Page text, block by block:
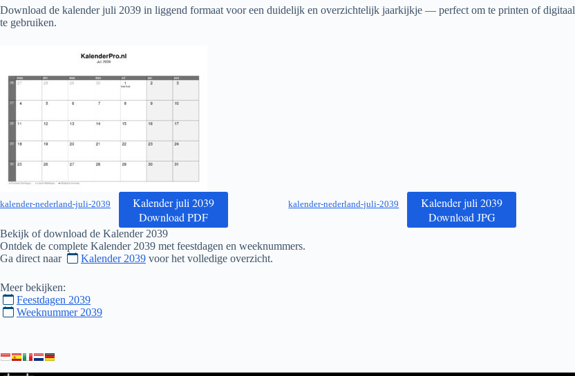
Download de kalender juli 2039 in liggend formaat voor een duidelijk en overzichtelijk jaarkijkje — perfect om te printen of digitaal
te gebruiken.
kalender-nederland-juli-2039
Kalender juli 2039
Download PDF
kalender-nederland-juli-2039
Kalender juli 2039
Download JPG
Bekijk of download de Kalender 2039
Ontdek de complete Kalender 2039 met feestdagen en weeknummers.
Ga direct naar
Kalender 2039 voor het volledige overzicht.
Meer bekijken:
Feestdagen 2039
Weeknummer 2039